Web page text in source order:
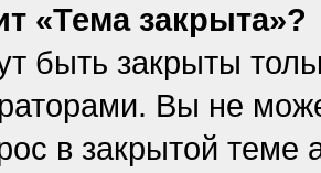
«Тема закрыта»?
быть закрыты
Вы не
в закрытой теме